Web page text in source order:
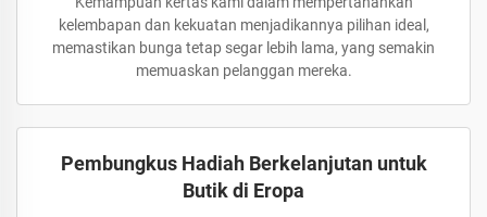
kelembapan dan kekuatan menjadikannya pilihan ideal,
memastikan bunga tetap segar lebih lama, yang semakin
memuaskan pelanggan mereka.
Pembungkus Hadiah Berkelanjutan untuk
Butik di Eropa